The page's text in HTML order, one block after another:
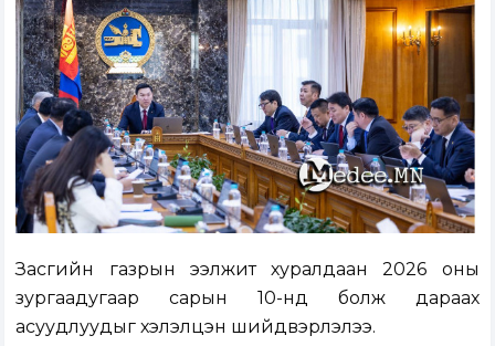
Засгийн газрын ээлжит хуралдаан 2026 оны
зургаадугаар сарын 10-нд болж дараах
асуудлуудыг хэлэлцэн шийдвэрлэлээ.